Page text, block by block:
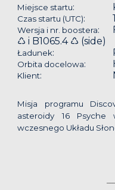
Miejsce startu:
Czas startu (UTC):
Wersja i nr. boostera:
♺ i B1065.4 ♺ (side)
Ładunek:
Orbita docelowa:
Klient:
Misja programu
asteroidy 16
wczesnego Układu